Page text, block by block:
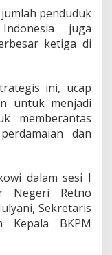
penduduk
juga
ketiga di
ini, ucap
untuk menjadi
memberantas
dan
dalam sesi I
Negeri Retno
Sekretaris
Kepala BKPM